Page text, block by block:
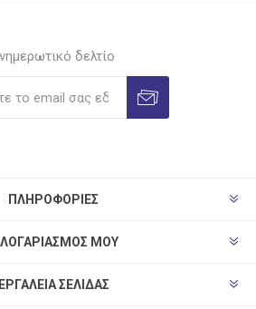
δελτίο
ΠΛΗΡΟΦΟΡΊΕΣ
ΜΟΥ
ΕΡΓΑΛΕΊΑ ΣΕΛΊΔΑΣ